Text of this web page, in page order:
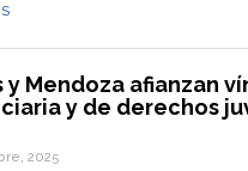
y Mendoza afianzan
y de derechos
2025